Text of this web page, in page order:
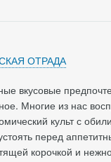
ОТРАДА
вкусовые
Многие из нас
культ с
перед
корочкой и